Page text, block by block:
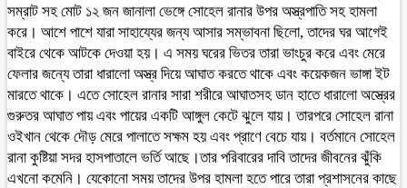
সম্রাট সহ মোট ১২ জন জানালা ভেঙ্গে সোহেল রানার উপর অস্ত্রপাতি সহ হামলা
করে। আশে পাশে যারা সাহায্যের জন্য আসার সম্ভাবনা ছিলো, তাদের ঘর আগেই
বাইরে থেকে আটকে দেওয়া হয়। এ সময় ঘরের ভিতর তারা ভাংচুর করে এবং মেরে
ফেলার জন্যে তারা ধারালো অস্ত্র দিয়ে আঘাত করতে থাকে এবং কয়েকজন ভাঙ্গা ইট
মারতে থাকে। এতে সোহেল রানার সারা শরীরে আঘাতসহ ডান হাতে ধারালো অস্ত্রের
গুরুতর আঘাত পায় এবং পায়ের একটি আঙ্গুল কেটে ঝুলে যায়। তারপরে সোহেল রানা
ওইখান থেকে দৌড় মেরে পালাতে সক্ষম হয় এবং প্রাণে বেচে যায়। বর্তমানে সোহেল
রানা কুষ্টিয়া সদর হাসপাতালে ভর্তি আছে।তার পরিবারের দাবি তাদের জীবনের ঝুঁকি
এখনো কমেনি। যেকোনো সময় তাদের উপর হামলা হতে পারে তারা প্রশাসনের কাছে